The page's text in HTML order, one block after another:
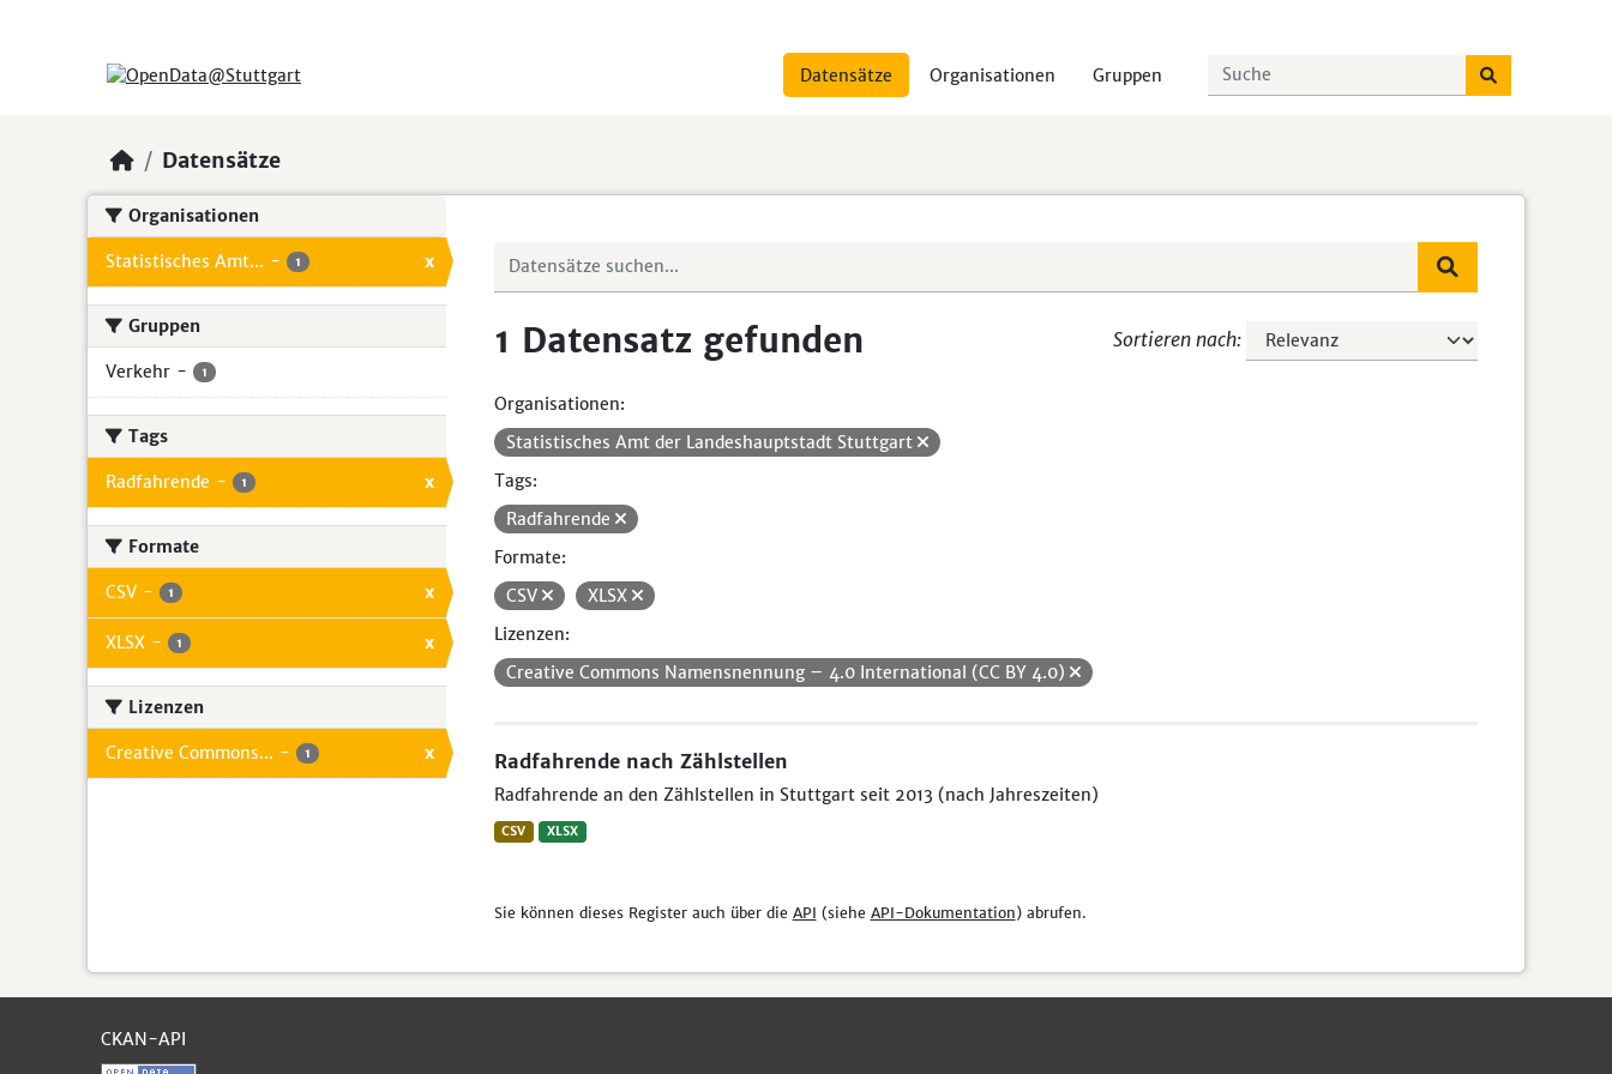
Datensätze Organisationen Gruppen
Datensätze
Organisationen
Statistisches Amt... - 1 x
Gruppen
Verkehr - 1
Tags
Radfahrende - 1 x
Formate
CSV - 1 x
XLSX - 1 x
Lizenzen
Creative Commons... - 1 x
Sortieren nach
1 Datensatz gefunden
Organisationen:
Statistisches Amt der Landeshauptstadt Stuttgart
Tags:
Radfahrende
Formate:
CSV
XLSX
Lizenzen:
Creative Commons Namensnennung – 4.0 International (CC BY 4.0)
Radfahrende nach Zählstellen
Radfahrende an den Zählstellen in Stuttgart seit 2013 (nach Jahreszeiten)
CSV XLSX
Sie können dieses Register auch über die API (siehe API-Dokumentation) abrufen.
CKAN-API